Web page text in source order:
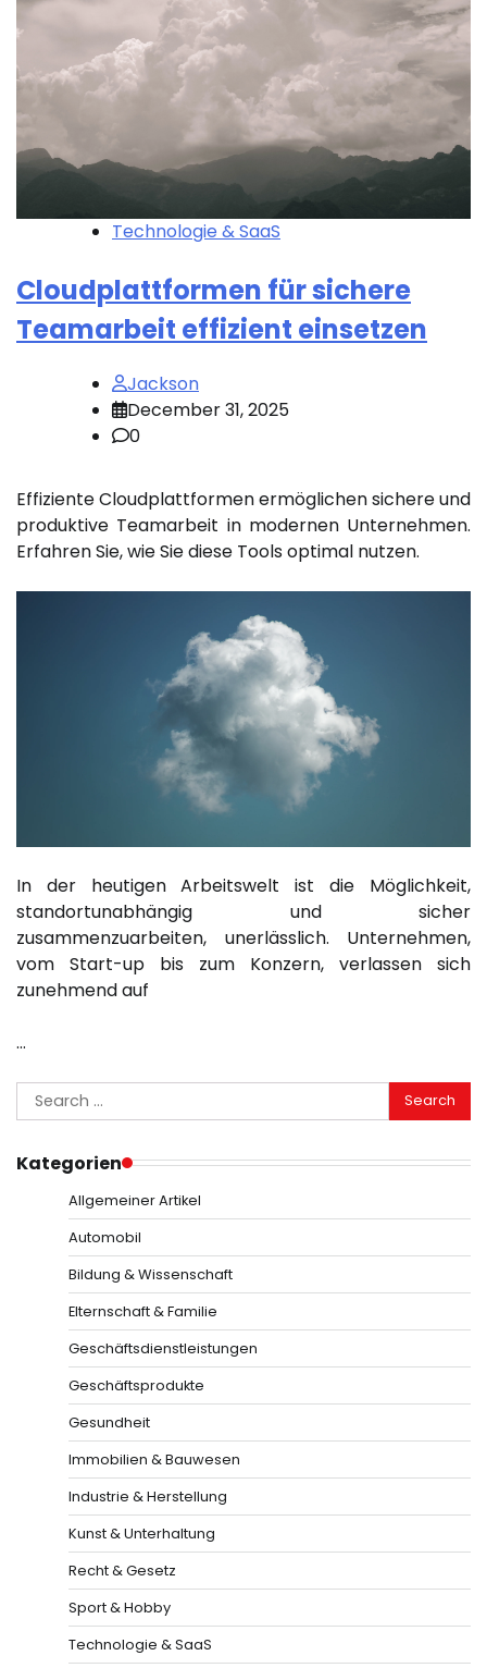
Technologie & SaaS
Cloudplattformen für sichere
Teamarbeit effizient einsetzen
Jackson
December 31, 2025
0
Effiziente Cloudplattformen ermöglichen sichere und
produktive Teamarbeit in modernen Unternehmen.
Erfahren Sie, wie Sie diese Tools optimal nutzen.
In der heutigen Arbeitswelt ist die Möglichkeit,
standortunabhängig und sicher
zusammenzuarbeiten, unerlässlich. Unternehmen,
vom Start-up bis zum Konzern, verlassen sich
zunehmend auf
…
Search
for:
Kategorien
Allgemeiner Artikel
Automobil
Bildung & Wissenschaft
Elternschaft & Familie
Geschäftsdienstleistungen
Geschäftsprodukte
Gesundheit
Immobilien & Bauwesen
Industrie & Herstellung
Kunst & Unterhaltung
Recht & Gesetz
Sport & Hobby
Technologie & SaaS